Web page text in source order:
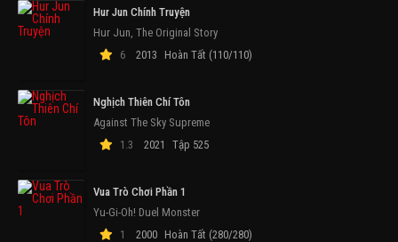
Hur Jun Chính Truyện
Hur Jun, The Original Story
6
2013 Hoàn Tất (110/110)
Nghịch Thiên Chí Tôn
Against The Sky Supreme
1.3
2021 Tập 525
Vua Trò Chơi Phần 1
Yu-Gi-Oh! Duel Monster
1
2000 Hoàn Tất (280/280)